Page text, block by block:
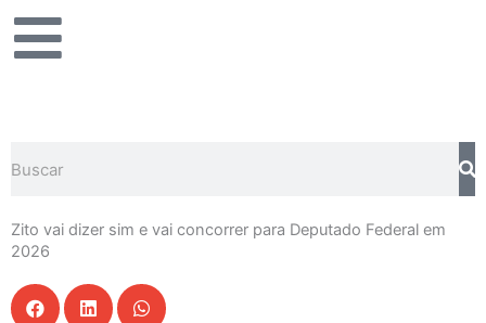
para
Zito vai dizer sim e vai concorrer para Deputado Federal em
2026